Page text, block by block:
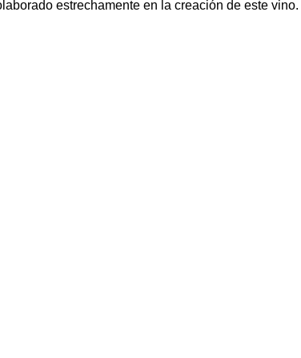
estrechamente en la creación de este vino.